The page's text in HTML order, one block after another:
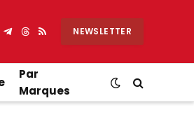
Partager
Telegram
Threads
RSS NEWSLETTER
Par
Marques